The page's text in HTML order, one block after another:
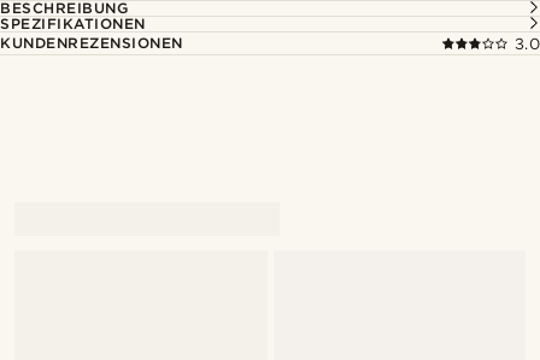
BESCHREIBUNG
SPEZIFIKATIONEN
KUNDENREZENSIONEN
3.0